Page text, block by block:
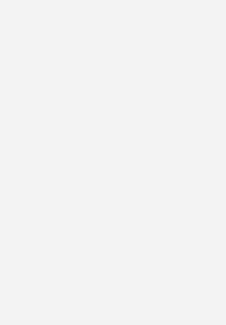
in der
COVID bzw. beim Post-
Fatigue-Symptomatik. So
(PKV)
Diagnostik bzw.